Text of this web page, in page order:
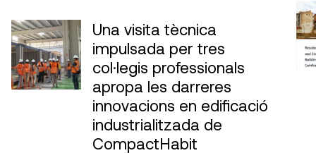
Una visita tècnica
impulsada per tres
col·legis professionals
apropa les darreres
innovacions en edificació
industrialitzada de
CompactHabit